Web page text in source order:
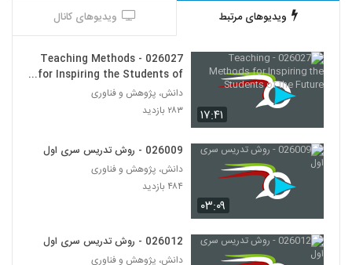
11
026009 - روش تدریس سری اول
۴۸۴ بازدید
026013 - ارائه موثر (1)
14
026014 - ارائه موثر (2)
ویدیوهای مرتبط ویدیوهای کانال
۱۷:۴۱
026027 - Teaching Methods
for Inspiring the Students of
the Future
دانش، پژوهش و فناوری
۲۸۳ بازدید
۰۳:۰۹
026009 - روش تدریس سری اول
دانش، پژوهش و فناوری
۴۸۴ بازدید
026012 - روش تدریس سری اول
دانش، پژوهش و فناوری